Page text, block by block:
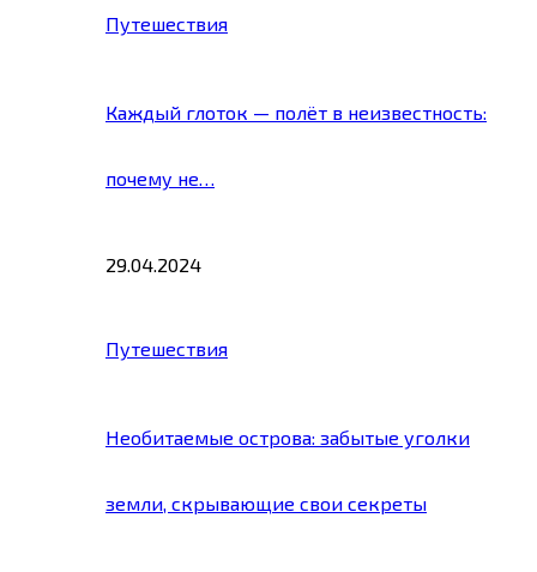
Путешествия
Каждый глоток — полёт в неизвестность:
почему не…
29.04.2024
Путешествия
Необитаемые острова: забытые уголки
земли, скрывающие свои секреты